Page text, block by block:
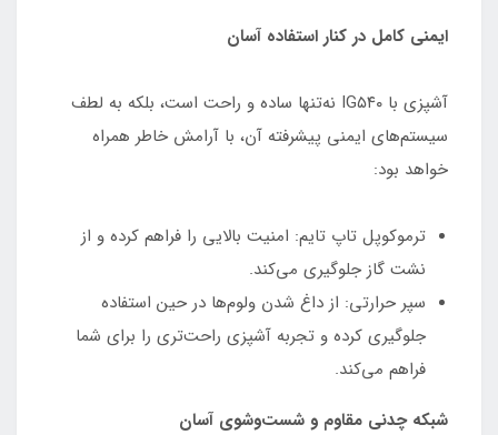
ایمنی کامل در کنار استفاده آسان
آشپزی با IG۵۴۰ نه‌تنها ساده و راحت است، بلکه به لطف
سیستم‌های ایمنی پیشرفته آن، با آرامش خاطر همراه
خواهد بود:
ترموکوپل تاپ تایم: امنیت بالایی را فراهم کرده و از
نشت گاز جلوگیری می‌کند.
سپر حرارتی: از داغ شدن ولوم‌ها در حین استفاده
جلوگیری کرده و تجربه آشپزی راحت‌تری را برای شما
فراهم می‌کند.
شبکه چدنی مقاوم و شست‌وشوی آسان